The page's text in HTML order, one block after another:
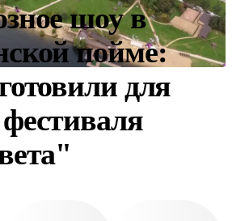
шоу в
пойме:
для